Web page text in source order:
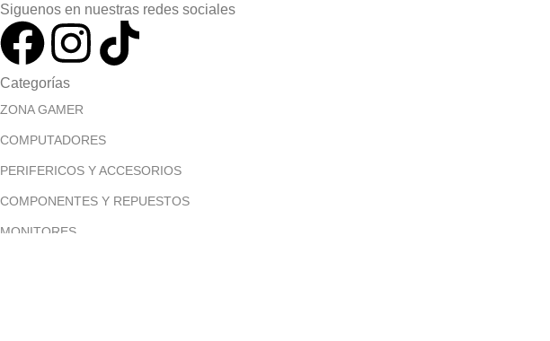
Siguenos en nuestras redes sociales
Categorías
ZONA GAMER
COMPUTADORES
PERIFERICOS Y ACCESORIOS
COMPONENTES Y REPUESTOS
MONITORES